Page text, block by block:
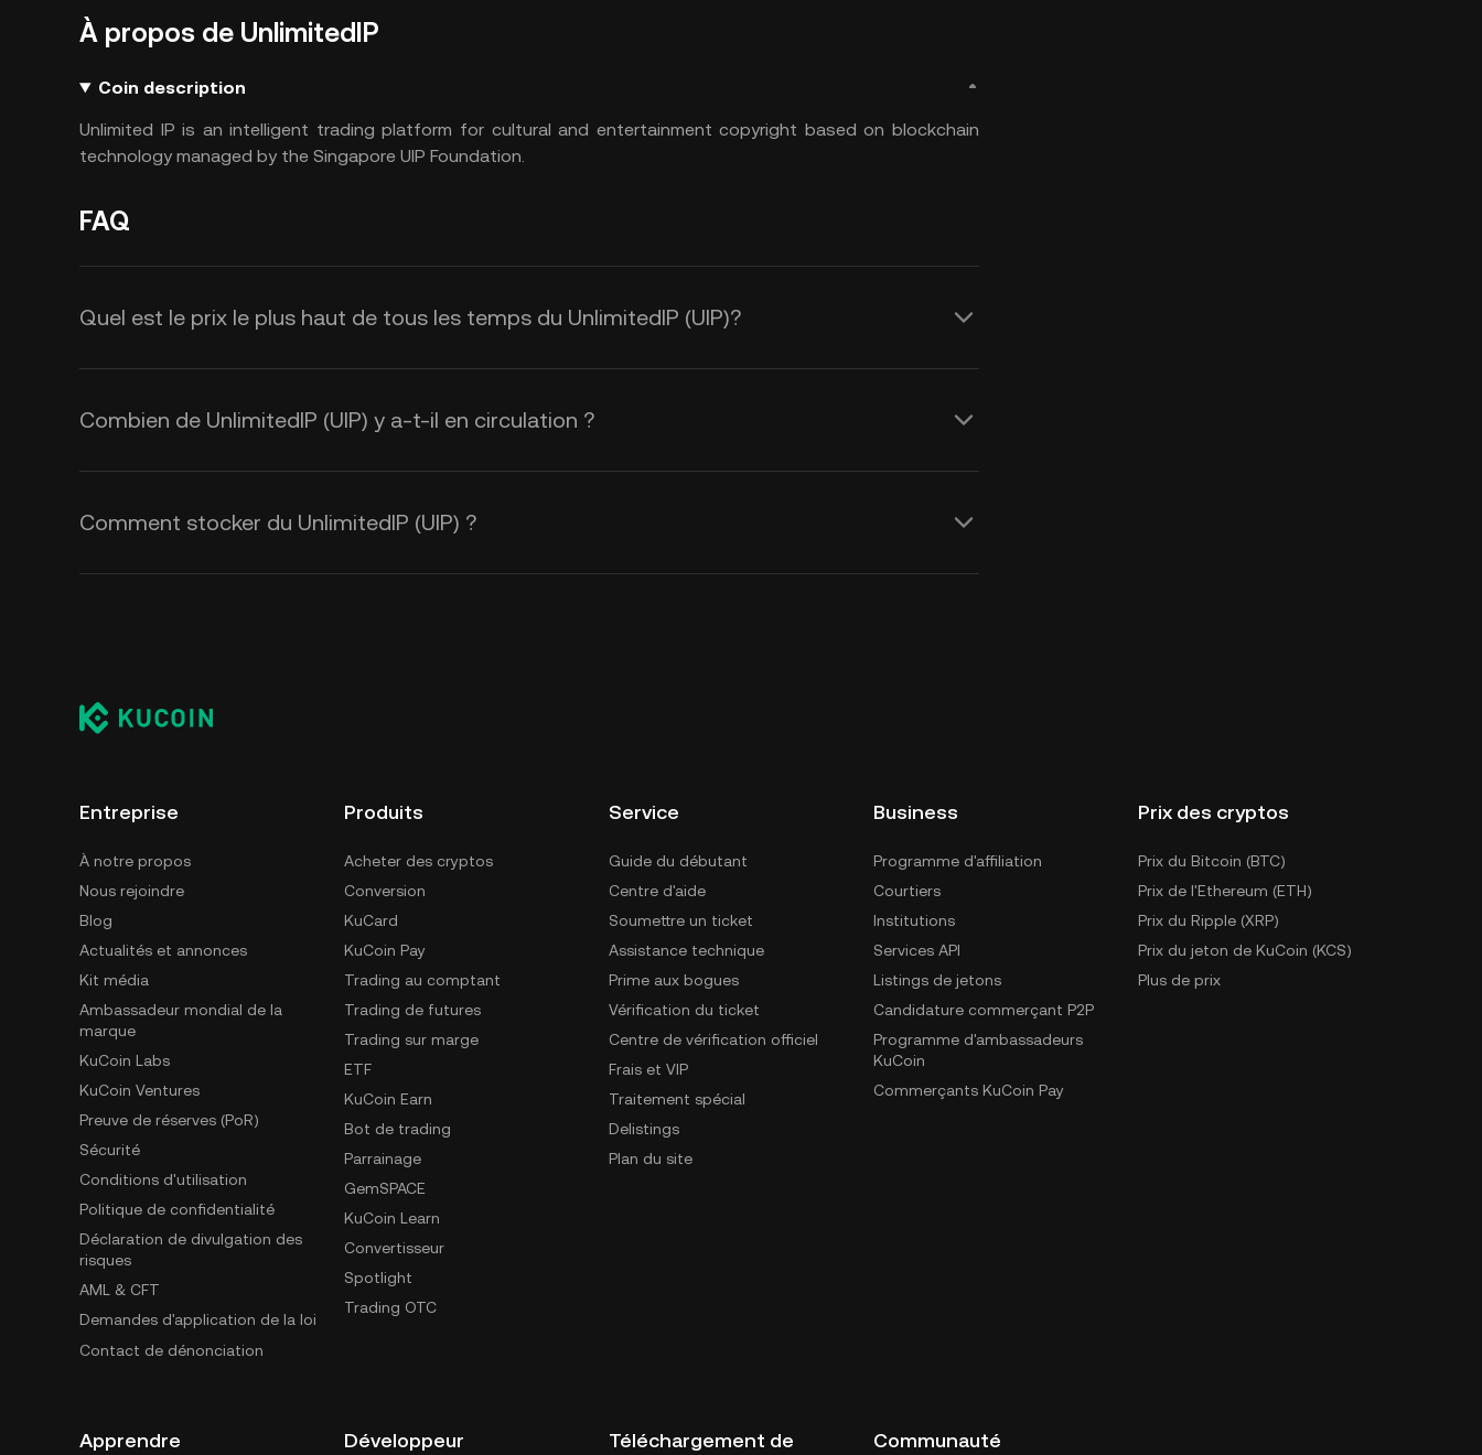
À propos de UnlimitedIP
Coin description
Unlimited IP is an intelligent trading platform for cultural and entertainment copyright based on blockchain
technology managed by the Singapore UIP Foundation.
FAQ
Quel est le prix le plus haut de tous les temps du UnlimitedIP (UIP)?
Combien de UnlimitedIP (UIP) y a-t-il en circulation ?
Comment stocker du UnlimitedIP (UIP) ?
Entreprise
À notre propos
Nous rejoindre
Blog
Actualités et annonces
Kit média
Ambassadeur mondial de la
marque
KuCoin Labs
KuCoin Ventures
Preuve de réserves (PoR)
Sécurité
Conditions d'utilisation
Politique de confidentialité
Déclaration de divulgation des
risques
AML & CFT
Demandes d'application de la loi
Contact de dénonciation
Produits
Acheter des cryptos
Conversion
KuCard
KuCoin Pay
Trading au comptant
Trading de futures
Trading sur marge
ETF
KuCoin Earn
Bot de trading
Parrainage
GemSPACE
KuCoin Learn
Convertisseur
Spotlight
Trading OTC
Service
Guide du débutant
Centre d'aide
Soumettre un ticket
Assistance technique
Prime aux bogues
Vérification du ticket
Centre de vérification officiel
Frais et VIP
Traitement spécial
Delistings
Plan du site
Business
Programme d'affiliation
Courtiers
Institutions
Services API
Listings de jetons
Candidature commerçant P2P
Programme d'ambassadeurs
KuCoin
Commerçants KuCoin Pay
Prix des cryptos
Prix du Bitcoin (BTC)
Prix de l'Ethereum (ETH)
Prix du Ripple (XRP)
Prix du jeton de KuCoin (KCS)
Plus de prix
Apprendre Développeur
Téléchargement de
Communauté